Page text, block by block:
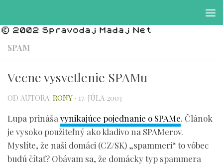
SPAM
Vecne vysvetlenie SPAMu
OD AUTORA: RONY · 17. JÚLA 2003
Lupa prináša vynikajúce pojednanie o SPAMe. Článok
je vysoko použiteľný ako kladivo na SPAMerov.
Myslíte, že naši domáci (CZ/SK) „spammeri“ to vôbec
budú čítať? Obávam sa, že domácky typ spammera